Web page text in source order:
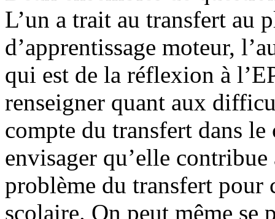
L’un a trait au transfert au
d’apprentissage moteur,
qui est de la réflexion à
renseigner quant aux
compte du transfert dans le
envisager qu’elle
problème du transfert pour
scolaire. On peut même se